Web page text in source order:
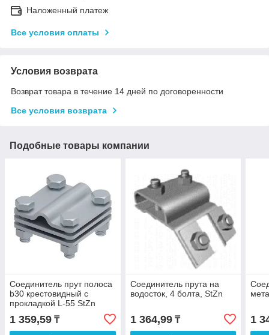
Наложенный платеж
Все условия оплаты
Условия возврата
Возврат товара в течение 14 дней по договоренности
Все условия возврата
Подобные товары компании
Соединитель прут полоса
b30 крестовидный с
прокладкой L-55 StZn
1 359,59 ₸
Соединитель прута на
водосток, 4 болта, StZn
1 364,99₸ 1